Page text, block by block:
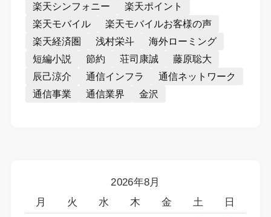
楽天シンフォニー
楽天ポイント
楽天モバイル
楽天モバイルお客様の声
楽天経済圏
浅村栄斗
海外ローミング
短編小説
節約 荘司康誠
藤原聡大
辰己涼介
通信インフラ
通信ネットワーク
通信事業
通信業界 金沢
2026年8月
月
火 水 木 金 土
日